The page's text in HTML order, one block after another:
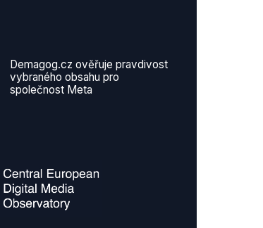
Demagog.cz ověřuje pravdivost
vybraného obsahu pro
společnost Meta